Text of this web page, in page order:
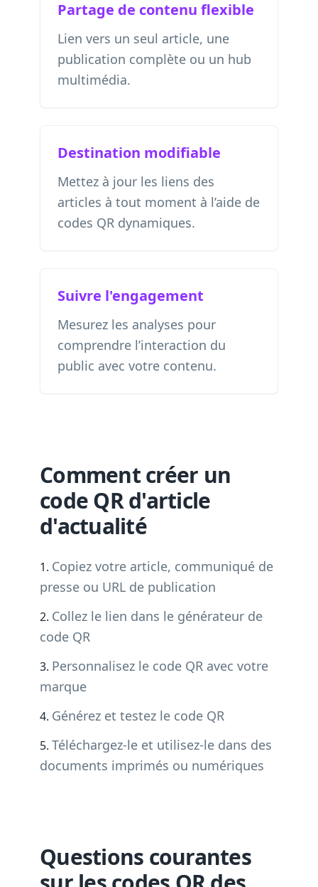
Partage de contenu flexible
Lien vers un seul article, une
publication complète ou un hub
multimédia.
Destination modifiable
Mettez à jour les liens des
articles à tout moment à l’aide de
codes QR dynamiques.
Suivre l'engagement
Mesurez les analyses pour
comprendre l’interaction du
public avec votre contenu.
Comment créer un
code QR d'article
d'actualité
Copiez votre article, communiqué de
presse ou URL de publication
Collez le lien dans le générateur de
code QR
Personnalisez le code QR avec votre
marque
Générez et testez le code QR
Téléchargez-le et utilisez-le dans des
documents imprimés ou numériques
Questions courantes